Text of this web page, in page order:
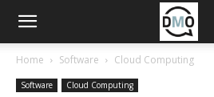
Home Software Cloud Computing
Software Cloud Computing